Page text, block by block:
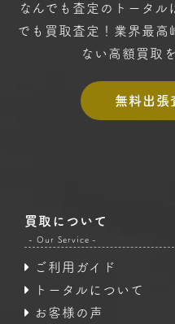
なんでも査定のトータル
でも買取査定！ 業界最高
ない高額買取
無料出張
買取について
- Our Service -
ご利用ガイド
トータルについて
お客様の声